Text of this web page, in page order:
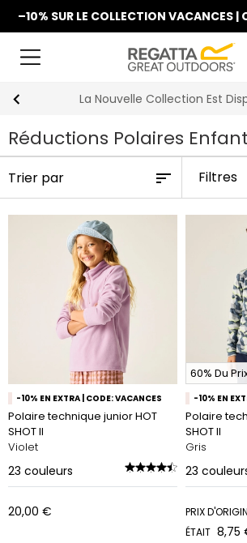
–10% SUR LE COLLECTION VACANCES |
La Nouvelle Collection Est
Réductions Polaires Enfant
Filtres
-10% EN EXTRA | CODE: VACANCES
Polaire technique junior HOT
SHOT II
Violet
23 couleurs
20,00 €
60% Du
-10% EN
Polaire
SHOT II
Gris
23
PRIX
ÉTAIT 8,75